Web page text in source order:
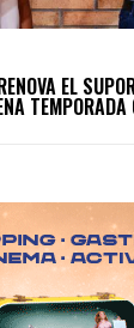
EL